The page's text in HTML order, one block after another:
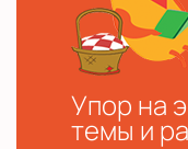
Упор на
темы и